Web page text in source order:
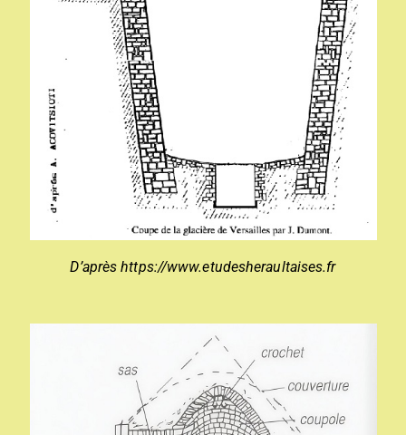
D’après https://www.etudesheraultaises.fr